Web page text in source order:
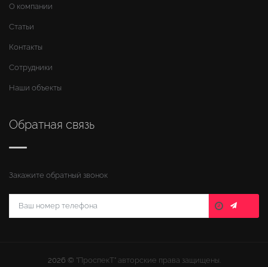
О компании
Статьи
Контакты
Сотрудники
Наши объекты
Обратная связь
Закажите обратный звонок
2026 © "ПроспекТ" авторские права защищены.